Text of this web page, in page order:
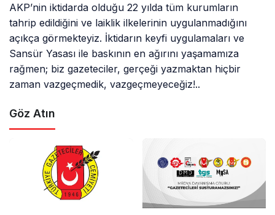
AKP’nin iktidarda olduğu 22 yılda tüm kurumların
tahrip edildiğini ve laiklik ilkelerinin uygulanmadığını
açıkça görmekteyiz. İktidarın keyfi uygulamaları ve
Sansür Yasası ile baskının en ağırını yaşamamıza
rağmen; biz gazeteciler, gerçeği yazmaktan hiçbir
zaman vazgeçmedik, vazgeçmeyeceğiz!..
Göz Atın